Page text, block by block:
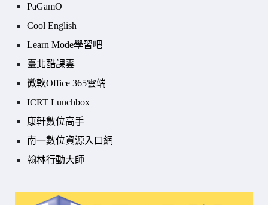
PaGamO
Cool English
Learn Mode學習吧
臺北酷課雲
微軟Office 365雲端
ICRT Lunchbox
康軒數位高手
南一數位資源入口網
翰林行動大師